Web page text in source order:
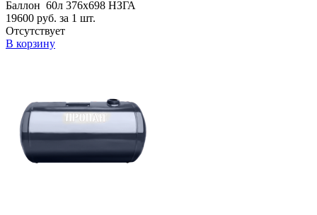
Баллон 60л 376х698 НЗГА
19600 руб. за 1 шт.
Отсутствует
В корзину